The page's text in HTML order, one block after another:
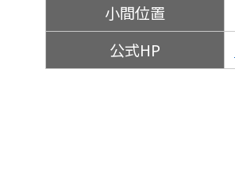
小間位置
公式HP